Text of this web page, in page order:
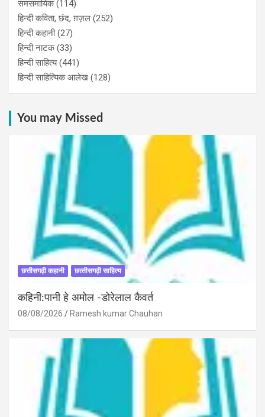
समसमायिक(114)
हिन्दी कविता, छंद, ग़ज़ल (252)
हिन्दी कहानी(27)
हिन्‍दी नाटक(33)
हिन्दी साहित्य(441)
हिन्दी साहित्यिक आलेख (128)
You may Missed
छत्तीसगढ़ी कहानी छत्‍तीसगढ़ी साहित्‍य
कहिनी:पानी हे अमोल -डोरेलाल कैवर्त
08/08/2026 Ramesh kumar Chauhan